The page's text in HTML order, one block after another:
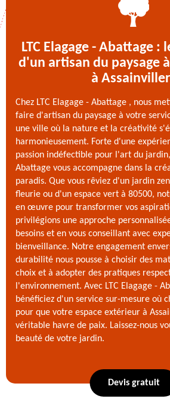
LTC Elagage - Abattage
d'un artisan du paysage
à
Chez LTC Elagage - Abattage , nous
faire d'artisan du paysage à votre
une ville où la nature et la créativité
harmonieusement. Forte d'une
passion indéfectible pour l'art du jardin,
Abattage vous accompagne dans la
paradis. Que vous rêviez d'un jardin
fleurie ou d'un espace vert à 80500,
en œuvre pour transformer vos
privilégions une approche
besoins et en vous conseillant avec
bienveillance. Notre engagement
durabilité nous pousse à choisir des
choix et à adopter des pratiques
l'environnement. Avec LTC Elagage -
bénéficiez d'un service sur-mesure où
pour que votre espace extérieur à
véritable havre de paix. Laissez-nous
beauté de votre jardin.
Devis gratuit